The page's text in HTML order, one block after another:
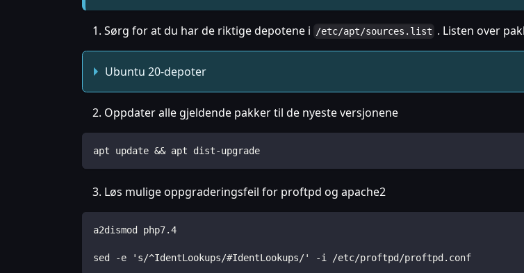
Sørg for at du har de riktige depotene i /etc/apt/sources.list . Listen over
Ubuntu 20-depoter
Oppdater alle gjeldende pakker til de nyeste versjonene
apt update && apt dist-upgrade
Løs mulige oppgraderingsfeil for proftpd og apache2
a2dismod php7.4
sed -e 's/^IdentLookups/#IdentLookups/' -i /etc/proftpd/proftpd.conf